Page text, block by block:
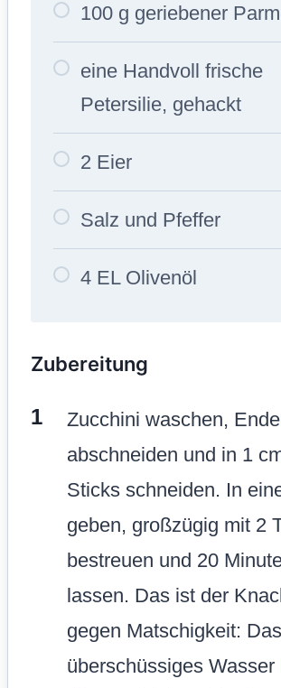
100 g geriebener
eine Handvoll frische
Petersilie, gehackt
2 Eier
Salz und Pfeffer
4 EL Olivenöl
Zubereitung
Zucchini waschen,
abschneiden und in 1
Sticks schneiden. In
geben, großzügig mit 2
bestreuen und 20
lassen. Das ist der
gegen Matschigkeit:
überschüssiges Wasser